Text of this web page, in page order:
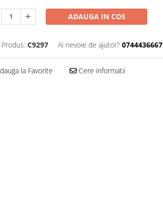
ADAUGA IN COS
C9297 Ai nevoie de ajutor? 0744436667
la Favorite Cere informatii